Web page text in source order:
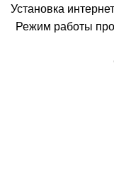
Установка
Режим работы